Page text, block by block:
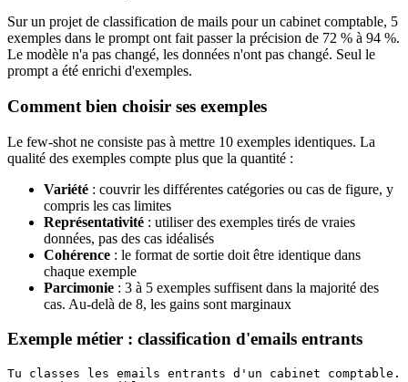
Sur un projet de classification de mails pour un cabinet comptable, 5
exemples dans le prompt ont fait passer la précision de 72 % à 94 %.
Le modèle n'a pas changé, les données n'ont pas changé. Seul le
prompt a été enrichi d'exemples.
Comment bien choisir ses exemples
Le few-shot ne consiste pas à mettre 10 exemples identiques. La
qualité des exemples compte plus que la quantité :
Variété : couvrir les différentes catégories ou cas de figure, y
compris les cas limites
Représentativité : utiliser des exemples tirés de vraies
données, pas des cas idéalisés
Cohérence : le format de sortie doit être identique dans
chaque exemple
Parcimonie : 3 à 5 exemples suffisent dans la majorité des
cas. Au-delà de 8, les gains sont marginaux
Exemple métier : classification d'emails entrants
Tu classes les emails entrants d'un cabinet comptable.